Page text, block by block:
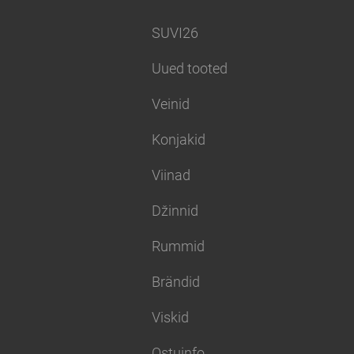
SUVI26
Uued tooted
Veinid
Konjakid
Viinad
Džinnid
Rummid
Brändid
Viskid